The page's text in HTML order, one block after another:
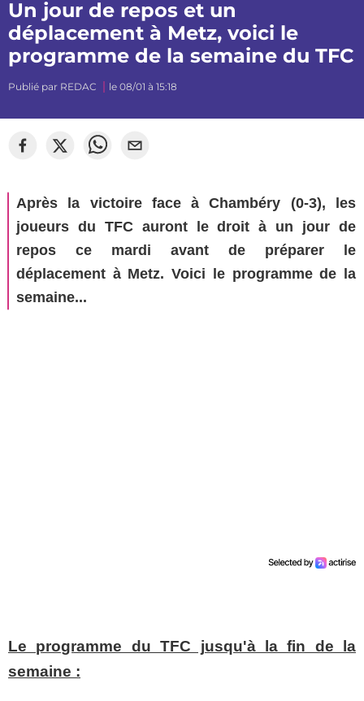
Un jour de repos et un
déplacement à Metz, voici le
programme de la semaine du TFC
Publié par REDAC le 08/01 à 15:18
Après la victoire face à Chambéry (0-3), les
joueurs du TFC auront le droit à un jour de
repos ce mardi avant de préparer le
déplacement à Metz. Voici le programme de la
semaine...
Le programme du TFC jusqu'à la fin de la
semaine :